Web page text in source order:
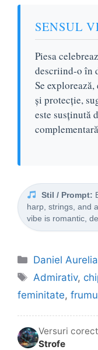
SENSUL
Piesa
descriind-o în
Se
și protecție,
este susținută
Stil / Prompt:
harp, strings, and
vibe is romantic,
Categorii
Daniel
Etichete
Admirativ,
feminitate,
Versuri
Strofe